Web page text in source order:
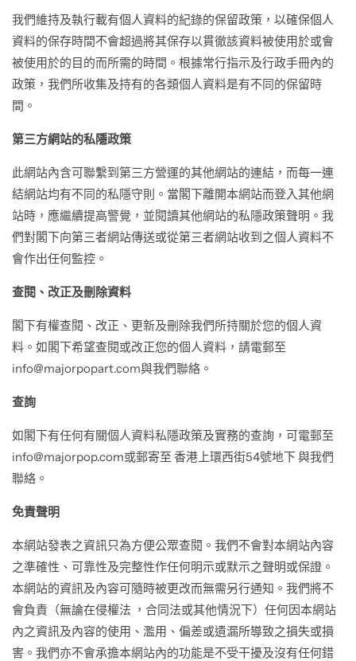
我們維持及執行載有個人資料的紀錄的保留政策，以確保個人
資料的保存時間不會超過將其保存以貫徹該資料被使用於或會
被使用於的目的而所需的時間。根據常行指示及行政手冊內的
政策，我們所收集及持有的各類個人資料是有不同的保留時
間。
第三方網站的私隱政策
此網站內含可聯繫到第三方營運的其他網站的連結，而每一連
結網站均有不同的私隱守則。當閣下離開本網站而登入其他網
站時，應繼續提高警覺，並閱讀其他網站的私隱政策聲明。我
們對閣下向第三者網站傳送或從第三者網站收到之個人資料不
會作出任何監控。
查閱、改正及刪除資料
閣下有權查閱、改正、更新及刪除我們所持關於您的個人資
料。如閣下希望查閱或改正您的個人資料，請電郵至
info@majorpopart.com與我們聯絡。
查詢
如閣下有任何有關個人資料私隱政策及實務的查詢，可電郵至
info@majorpop.com或郵寄至 香港上環西街54號地下 與我們
聯絡。
免責聲明
本網站發表之資訊只為方便公眾查閱。我們不會對本網站內容
之準確性、可靠性及完整性作任何明示或默示之聲明或保證。
本網站的資訊及內容可隨時被更改而無需另行通知。我們將不
會負責（無論在侵權法 ，合同法或其他情況下）任何因本網站
內之資訊及內容的使用、濫用、偏差或遺漏所導致之損失或損
害。我們亦不會承擔本網站內的功能是不受干擾及沒有任何錯